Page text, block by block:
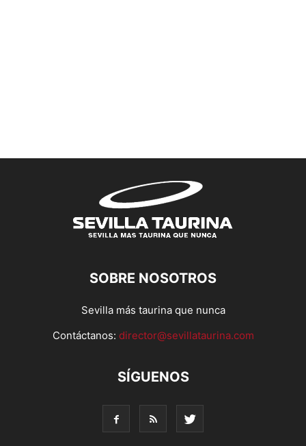
SOBRE NOSOTROS
Sevilla más taurina que nunca
Contáctanos: director@sevillataurina.com
SÍGUENOS